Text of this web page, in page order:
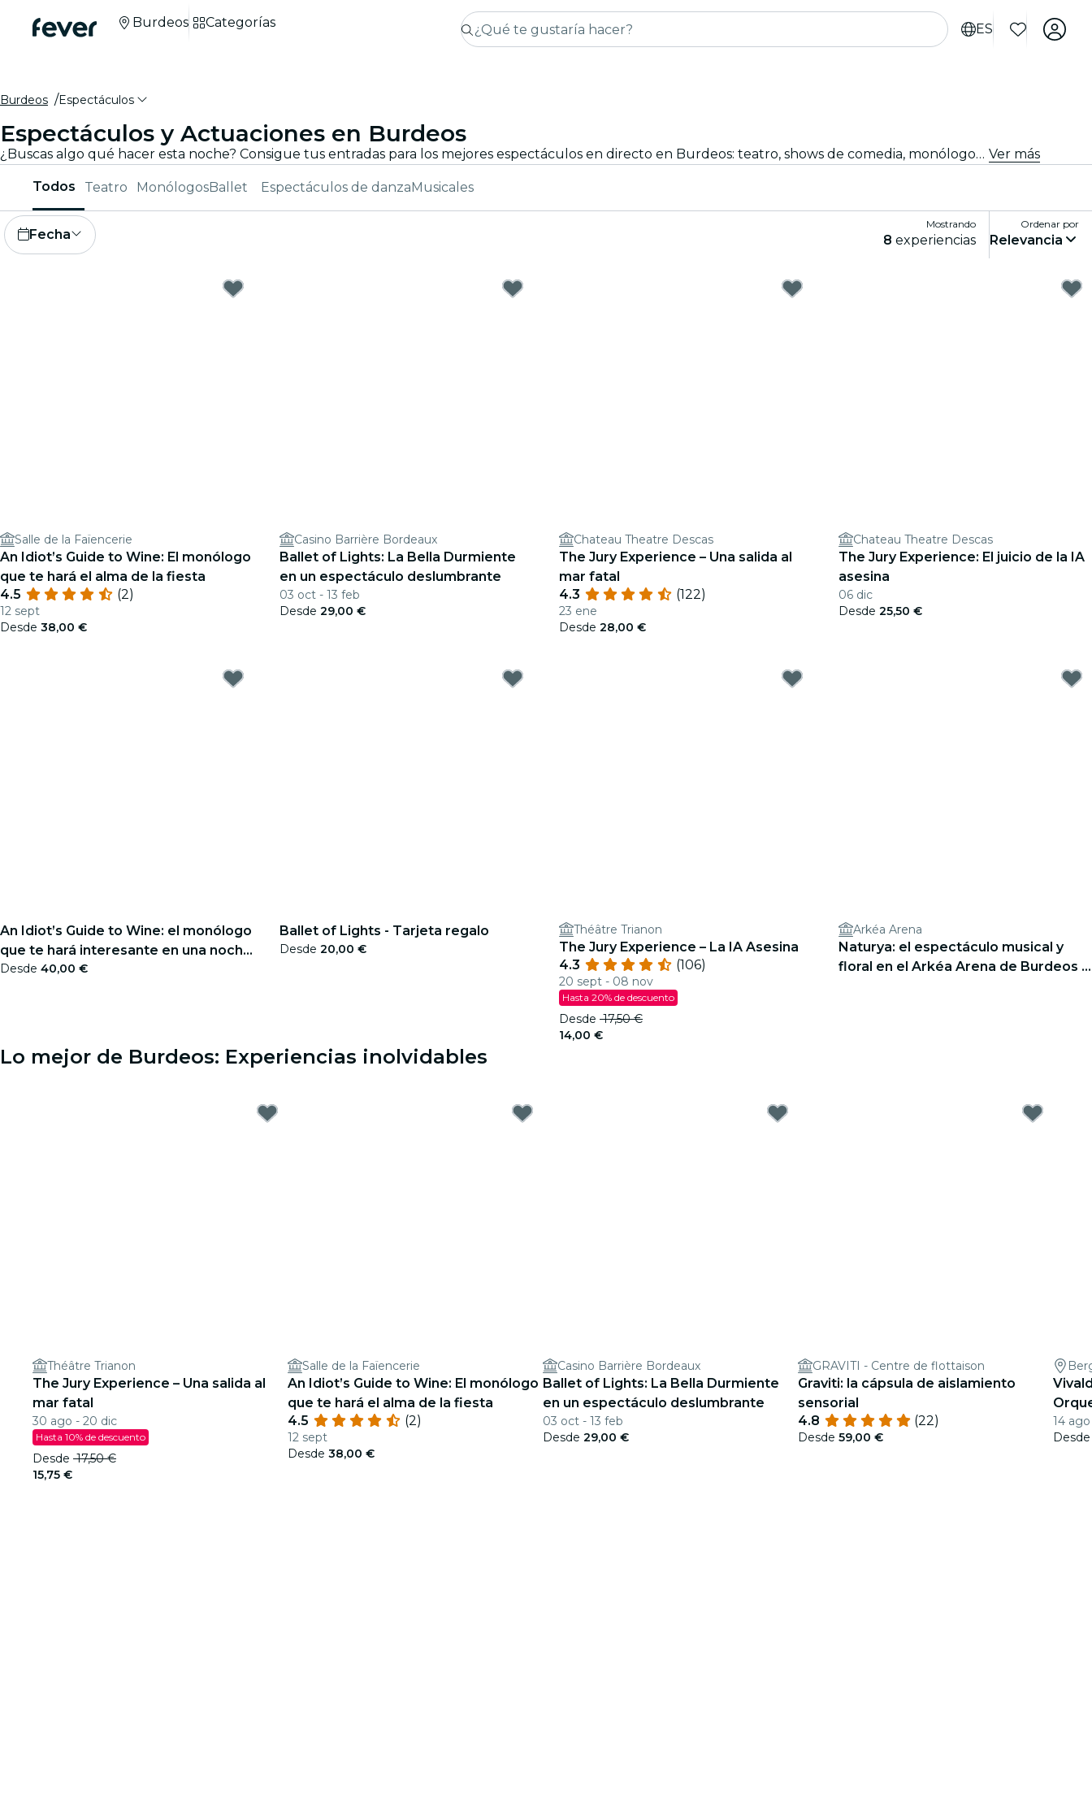
ES
Burdeos Categorías
Burdeos Espectáculos
Espectáculos y Actuaciones en Burdeos
¿Buscas algo qué hacer esta noche? Consigue tus entradas para los mejores espectáculos en directo en Burdeos: teatro, shows de comedia, monólogos, magia, y mucho más. Ver más
Todos Teatro MonólogosBallet Espectáculos de danzaMusicales
Fecha
Mostrando
8 experiencias
Ordenar por
Relevancia
Salle de la Faïencerie
An Idiot’s Guide to Wine: El monólogo
que te hará el alma de la fiesta
4.5
(2)
12 sept
Desde 38,00 €
Casino Barrière Bordeaux
Ballet of Lights: La Bella Durmiente
en un espectáculo deslumbrante
03 oct - 13 feb
Desde 29,00 €
Chateau Theatre Descas
The Jury Experience – Una salida al
mar fatal
4.3
(122)
23 ene
Desde 28,00 €
Chateau Theatre Descas
The Jury Experience: El juicio de la IA
asesina
06 dic
Desde 25,50 €
An Idiot’s Guide to Wine: el monólogo
que te hará interesante en una noche
de fiesta - Tarjeta regalo
Desde 40,00 €
Ballet of Lights - Tarjeta regalo
Desde 20,00 €
Théâtre Trianon
The Jury Experience – La IA Asesina
4.3
(106)
20 sept - 08 nov
Hasta 20% de descuento
Desde 17,50 €
14,00 €
Arkéa Arena
Naturya: el espectáculo musical y
floral en el Arkéa Arena de Burdeos -
Lo mejor de Burdeos: Experiencias inolvidables
Théâtre Trianon
The Jury Experience – Una salida al
mar fatal
30 ago - 20 dic
Hasta 10% de descuento
Desde 17,50 €
15,75 €
Salle de la Faïencerie
An Idiot’s Guide to Wine: El monólogo
que te hará el alma de la fiesta
4.5
(2)
12 sept
Desde 38,00 €
Casino Barrière Bordeaux
Ballet of Lights: La Bella Durmiente
en un espectáculo deslumbrante
03 oct - 13 feb
Desde 29,00 €
GRAVITI - Centre de flottaison
Graviti: la cápsula de aislamiento
sensorial
4.8
(22)
Desde 59,00 €
14 ago